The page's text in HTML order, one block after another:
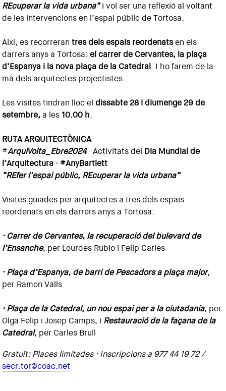
REcuperar la vida urbana”i vol ser una reflexió al voltant
de les intervencions en l’espai públic de Tortosa.
Així, es recorrerantres dels espais reordenatsen els
darrers anys a Tortosa:el carrer de Cervantes, la plaça
d’Espanya i la nova plaça de la Catedral. I ho farem de la
mà dels arquitectes projectistes.
Les visites tindran lloc eldissabte 28 i diumenge 29 de
setembre, a les 10.00 h.
RUTA ARQUITECTÒNICA
#ArquiVolta_Ebre2024· Activitats del Dia Mundial de
l’Arquitectura · #AnyBartlett
“REfer l’espai públic, REcuperar la vida urbana”
Visites guiades per arquitectes a tres dels espais
reordenats en els darrers anys a Tortosa:
· Carrer de Cervantes, la recuperació del bulevard de
l’Ensanche, per Lourdes Rubio i Felip Carles
· Plaça d’Espanya, de barri de Pescadors a plaça major,
per Ramon Valls
· Plaça de la Catedral, un nou espai per a la ciutadania, per
Olga Felip i Josep Camps, i Restauració de la façana de la
Catedral, per Carles Brull
Gratuït: Places limitades · Inscripcions a 977 44 19 72 /
secr.tor@coac.net